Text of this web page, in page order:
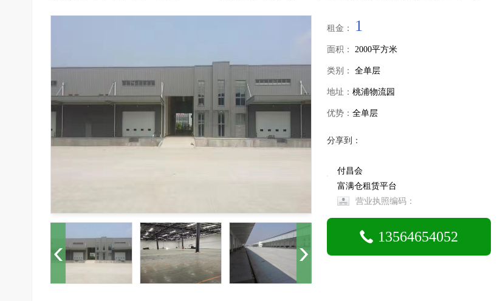
租金： 1
面积： 2000平方米
类别： 全单层
地址： 桃浦物流园
优势： 全单层
分享到：
付昌会
富满仓租赁平台
营业执照编码：
13564654052